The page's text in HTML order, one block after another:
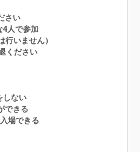
さい
4人で参加
いません）
ください
しない
できる
場できる